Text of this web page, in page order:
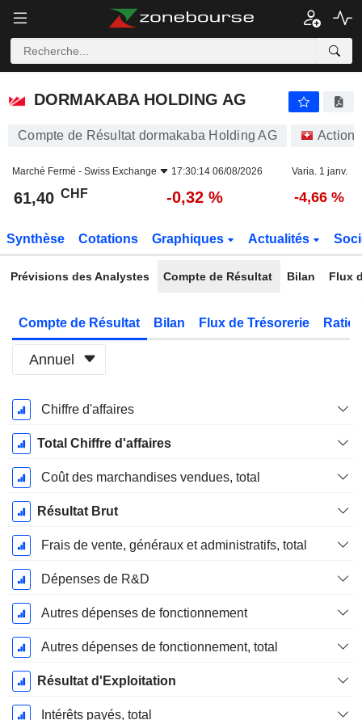
DORMAKABA HOLDING AG
Compte de Résultat dormakaba Holding AG Actions
Marché Fermé - Swiss Exchange 17:30:14 06/08/2026 Varia. 1 janv.
61,40 CHF -0,32 % -4,66 %
Synthèse Cotations Graphiques Actualités
Prévisions des Analystes Compte de Résultat Bilan Flux
Compte de Résultat Bilan Flux de Trésorerie
Annuel
Période
Fiscale:
Juin
Chiffre d'affaires
Total Chiffre d'affaires
Coût des marchandises vendues, total
Résultat Brut
Frais de vente, généraux et administratifs, total
Dépenses de R&D
Autres dépenses de fonctionnement
Autres dépenses de fonctionnement, total
Résultat d'Exploitation
Intérêts payés, total